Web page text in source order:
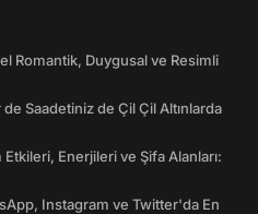
Romantik, Duygusal ve Resimli
Saadetiniz de Çil Çil Altınlarda
Enerjileri ve Şifa Alanları:
Instagram ve Twitter'da En